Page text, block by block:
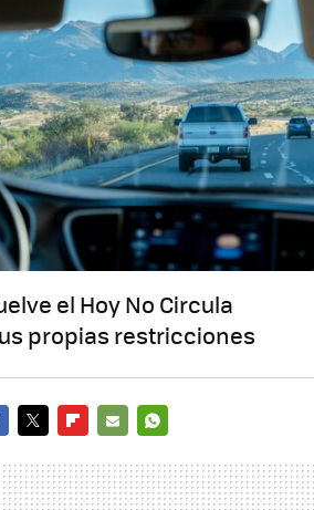
el Hoy No Circula
propias restricciones
MAIL